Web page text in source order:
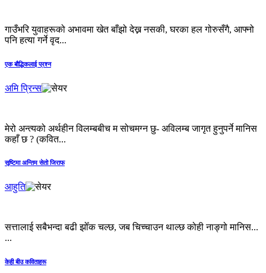
गाउँभरि युवाहरूको अभावमा खेत बाँझो देख्न नसकी, घरका हल गोरुसँगै, आफ्नो
पनि हत्या गर्ने वृद...
एक बौद्धिकलाई प्रश्न
अमि प्रिन्स
मेरो अन्त्यको अर्थहीन विलम्बबीच म सोचमग्न छु- अविलम्ब जागृत हुनुपर्ने मानिस
कहाँ छ ? (कवित...
सृष्टिमा अन्तिम सेतो जिराफ
आहुति
सत्तालाई सबैभन्दा बढी झोँक चल्छ, जब चिच्चाउन थाल्छ कोही नाङ्गो मानिस...
...
केही बीउ कविताहरू